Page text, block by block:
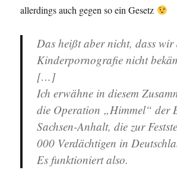
allerdings auch gegen so ein Gesetz
Das heißt aber nicht, dass wir
Kinderpornografie nicht
[…]
Ich erwähne in diesem
die Operation „Himmel“ der
Sachsen-Anhalt, die zur
000 Verdächtigen in
Es funktioniert also.